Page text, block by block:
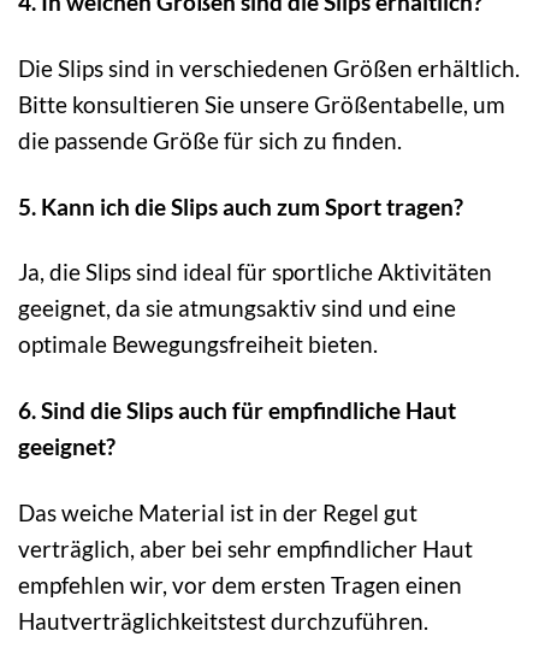
Die Slips sind in verschiedenen Größen erhältlich.
Bitte konsultieren Sie unsere Größentabelle, um
die passende Größe für sich zu finden.
5. Kann ich die Slips auch zum Sport tragen?
Ja, die Slips sind ideal für sportliche Aktivitäten
geeignet, da sie atmungsaktiv sind und eine
optimale Bewegungsfreiheit bieten.
6. Sind die Slips auch für empfindliche Haut
geeignet?
Das weiche Material ist in der Regel gut
verträglich, aber bei sehr empfindlicher Haut
empfehlen wir, vor dem ersten Tragen einen
Hautverträglichkeitstest durchzuführen.